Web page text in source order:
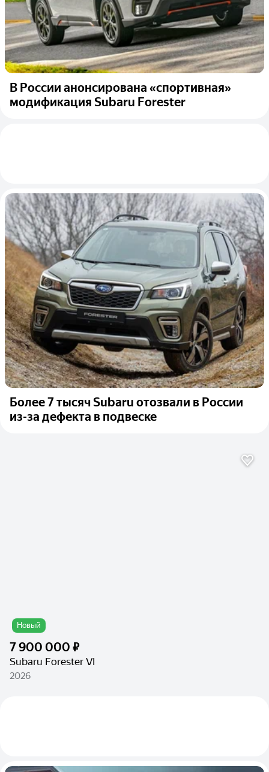
В России анонсирована «спортивная»
модификация Subaru Forester
Более 7 тысяч Subaru отозвали в России
из-за дефекта в подвеске
Новый
7 900 000 ₽
Subaru Forester VI
2026